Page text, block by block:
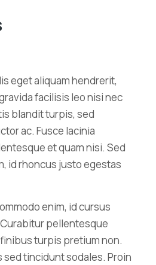
eget aliquam hendrerit,
facilisis leo nisi nec
blandit turpis, sed
ac. Fusce lacinia
et quam nisi. Sed
id rhoncus justo egestas
enim, id cursus
pellentesque
turpis pretium non.
tincidunt sodales. Proin